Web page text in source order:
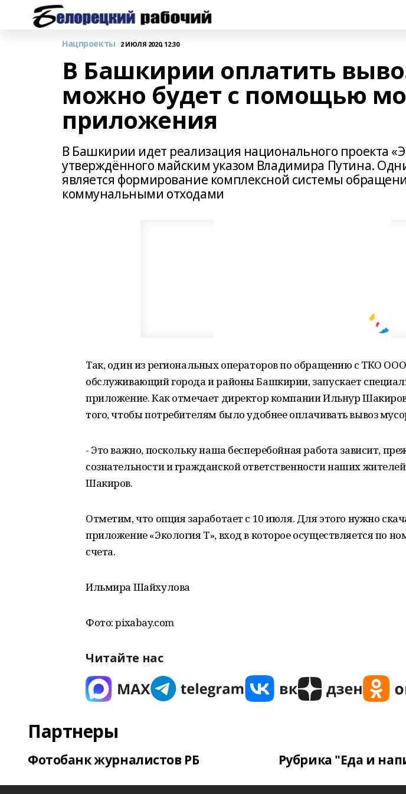
Нацпроекты 2 ИЮЛЯ 2020, 12:30
В Башкирии оплатить
можно будет с помощью
приложения
В Башкирии идет реализация национального проекта
утверждённого майским указом Владимира Путина.
является формирование комплексной системы
коммунальными отходами
Так, один из региональных операторов по обращению с ТКО
обслуживающий города и районы Башкирии, запускает
приложение. Как отмечает директор компании Ильнур
того, чтобы потребителям было удобнее оплачивать вывоз
- Это важно, поскольку наша бесперебойная работа зависит,
сознательности и гражданской ответственности наших
Шакиров.
Отметим, что опция заработает с 10 июля. Для этого нужно
приложение «Экология Т», вход в которое осуществляется по
счета.
Ильмира Шайхулова
Фото: pixabay.com
Читайте нас
Партнеры
Фотобанк журналистов РБ Рубрика "Еда и